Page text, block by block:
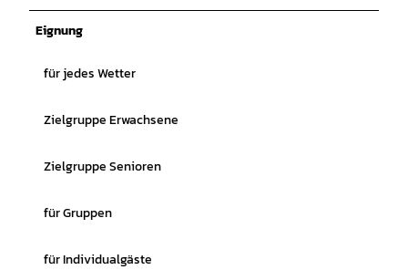
Eignung
für jedes Wetter
Zielgruppe Erwachsene
Zielgruppe Senioren
für Gruppen
für Individualgäste